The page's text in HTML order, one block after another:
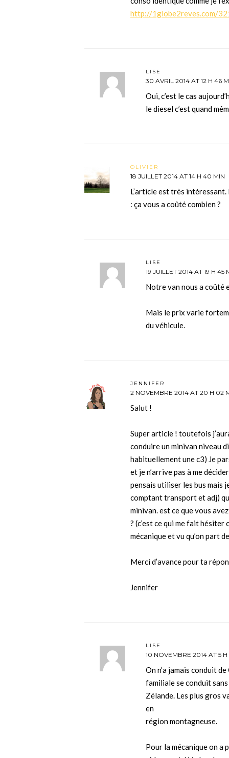
http://1globe2reves.com/
LISE
30 AVRIL 2014 AT 12 H 46
Oui, c’est le cas
le diesel c’est quand
OLIVIER
18 JUILLET 2014 AT 14 H 40 MIN
L’article est très
: ça vous a coûté combien ?
LISE
19 JUILLET 2014 AT 19 H 45
Notre van nous a
Mais le prix varie
du véhicule.
JENNIFER
2 NOVEMBRE 2014 AT 20 H 02
Salut !
Super article ! toutefois
conduire un minivan niveau
habituellement une c3) Je
et je n’arrive pas à me
pensais utiliser les bus mais
comptant transport et adj)
minivan. est ce que vous
? (c’est ce qui me fait hésiter
mécanique et vu qu’on part
Merci d’avance pour ta
Jennifer
LISE
10 NOVEMBRE 2014 AT 5
On n’a jamais conduit
familiale se conduit
Zélande. Les plus gros
en
région montagneuse.
Pour la mécanique on a